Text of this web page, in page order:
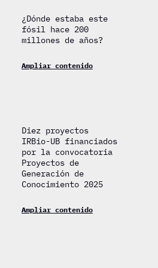
¿Dónde estaba este
fósil hace 200
millones de años?
Ampliar contenido
Diez proyectos
IRBio-UB financiados
por la convocatoria
Proyectos de
Generación de
Conocimiento 2025
Ampliar contenido